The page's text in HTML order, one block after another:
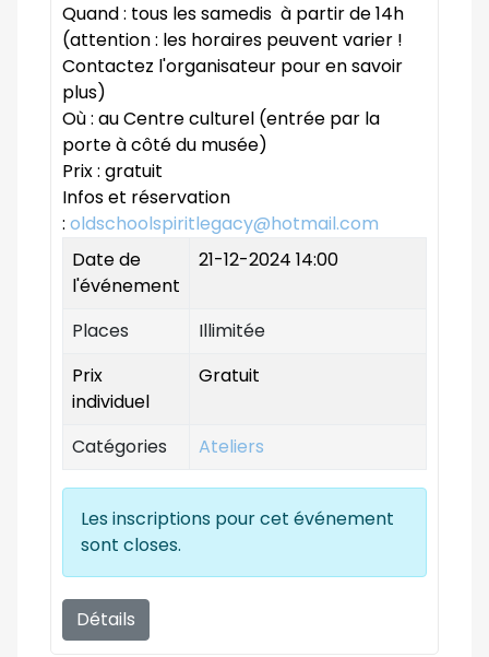
Quand : tous les samedis à partir de 14h
(attention : les horaires peuvent varier !
Contactez l'organisateur pour en savoir
plus)
Où : au Centre culturel (entrée par la
porte à côté du musée)
Prix : gratuit
Infos et réservation
: oldschoolspiritlegacy@hotmail.com
Date de
l'événement
21-12-2024 14:00
Places
Illimitée
Prix
individuel
Gratuit
Catégories Ateliers
Les inscriptions pour cet événement
sont closes.
Détails